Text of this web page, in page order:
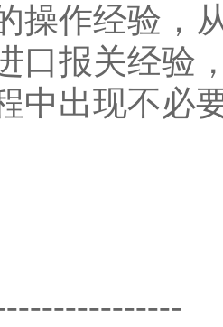
操作经验，
口报关经验
中出现不必